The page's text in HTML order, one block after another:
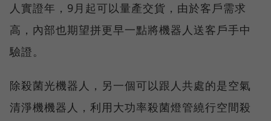
人實證年，9月起可以量產交貨，由於客戶需求
高，內部也期望拼更早一點將機器人送客戶手中
驗證。
除殺菌光機器人，另一個可以跟人共處的是空氣
清淨機機器人，利用大功率殺菌燈管繞行空間殺